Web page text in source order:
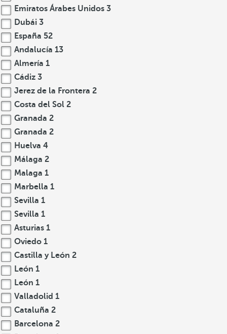
Emiratos Árabes Unidos 3
Dubái 3
España 52
Andalucía 13
Almería 1
Cádiz 3
Jerez de la Frontera 2
Costa del Sol 2
Granada 2
Granada 2
Huelva 4
Málaga 2
Malaga 1
Marbella 1
Sevilla 1
Sevilla 1
Asturias 1
Oviedo 1
Castilla y León 2
León 1
León 1
Valladolid 1
Cataluña 2
Barcelona 2